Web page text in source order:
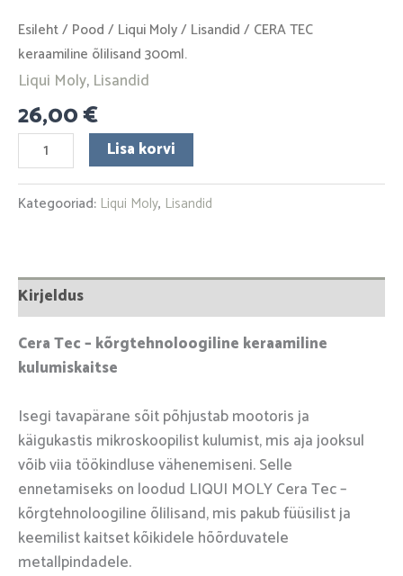
Esileht/ Pood / Liqui Moly/ Lisandid / CERA TEC
keraamiline õlilisand 300ml.
Liqui Moly, Lisandid
26,00€
Lisa korvi
Kategooriad: Liqui Moly, Lisandid
Kirjeldus
Cera Tec – kõrgtehnoloogiline keraamiline
kulumiskaitse
Isegi tavapärane sõit põhjustab mootoris ja
käigukastis mikroskoopilist kulumist, mis aja jooksul
võib viia töökindluse vähenemiseni. Selle
ennetamiseks on loodud LIQUI MOLY Cera Tec –
kõrgtehnoloogiline õlilisand, mis pakub füüsilist ja
keemilist kaitset kõikidele hõõrduvatele
metallpindadele.